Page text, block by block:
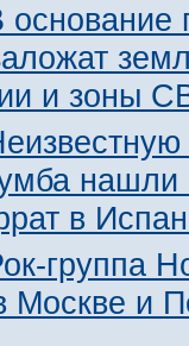
основание
и зоны
нашли
в
группа
Москве и